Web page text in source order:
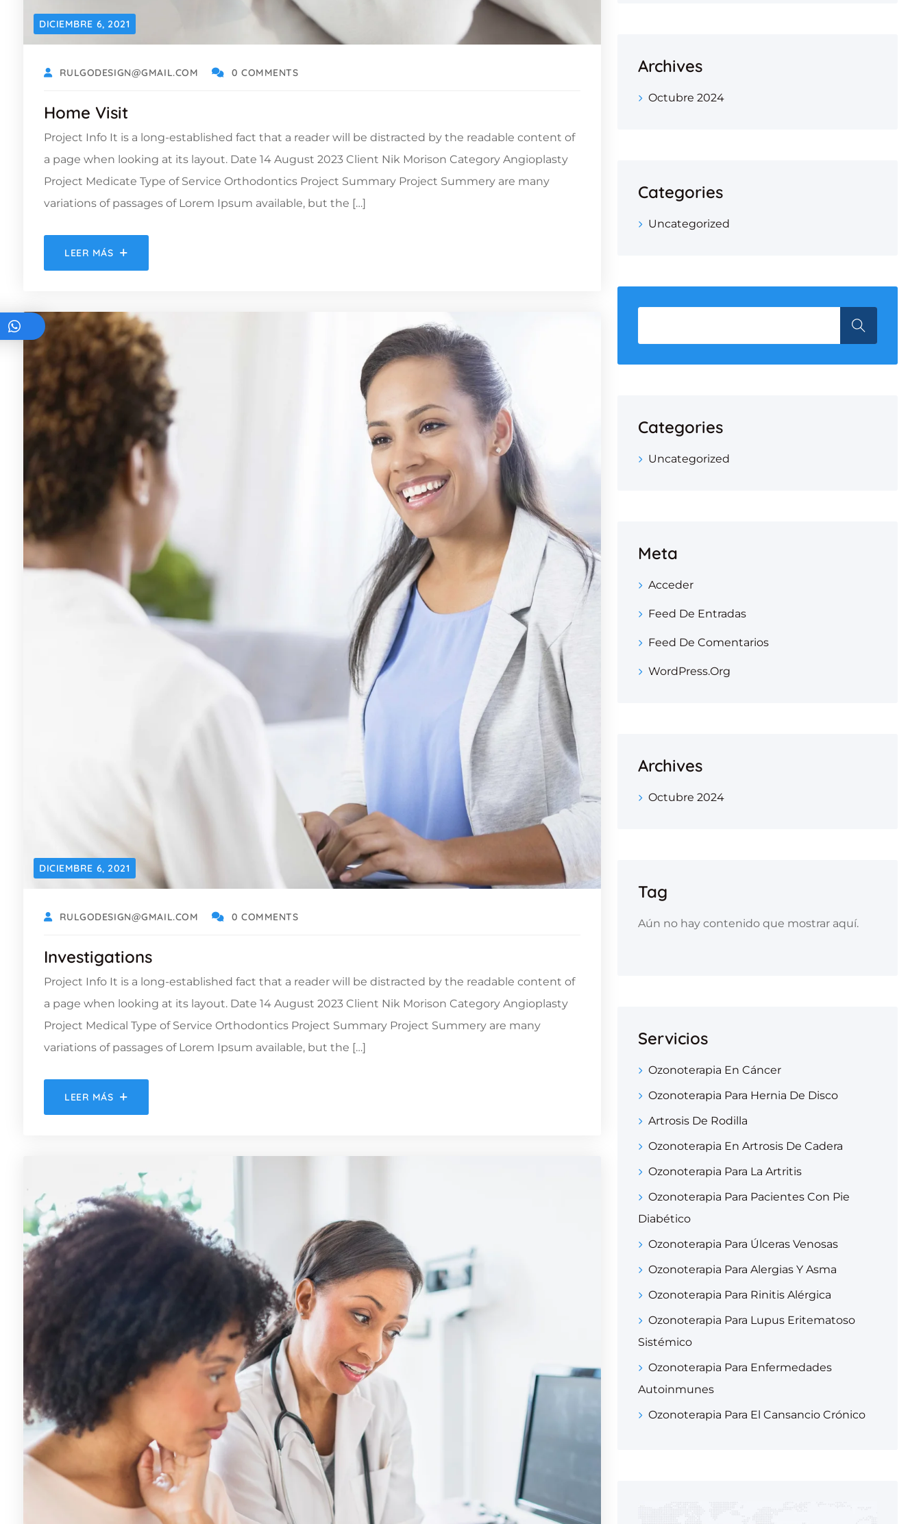
DICIEMBRE 6, 2021
RULGODESIGN@GMAIL.COM 0 COMMENTS
Home Visit
Project Info It is a long-established fact that a reader will be distracted by the readable content of
a page when looking at its layout. Date 14 August 2023 Client Nik Morison Category Angioplasty
Project Medicate Type of Service Orthodontics Project Summary Project Summery are many
variations of passages of Lorem Ipsum available, but the […]
LEER MÁS
DICIEMBRE 6, 2021
RULGODESIGN@GMAIL.COM 0 COMMENTS
Investigations
Project Info It is a long-established fact that a reader will be distracted by the readable content of
a page when looking at its layout. Date 14 August 2023 Client Nik Morison Category Angioplasty
Project Medical Type of Service Orthodontics Project Summary Project Summery are many
variations of passages of Lorem Ipsum available, but the […]
LEER MÁS
Archives
Octubre 2024
Categories
Uncategorized
Categories
Uncategorized
Meta
Acceder
Feed De Entradas
Feed De Comentarios
WordPress.org
Archives
Octubre 2024
Tag
Aún no hay contenido que mostrar aquí.
Servicios
Ozonoterapia En Cáncer
Ozonoterapia Para Hernia De Disco
Artrosis De Rodilla
Ozonoterapia En Artrosis De Cadera
Ozonoterapia Para La Artritis
Ozonoterapia Para Pacientes Con Pie
Diabético
Ozonoterapia Para Úlceras Venosas
Ozonoterapia Para Alergias Y Asma
Ozonoterapia Para Rinitis Alérgica
Ozonoterapia Para Lupus Eritematoso
Sistémico
Ozonoterapia Para Enfermedades
Autoinmunes
Ozonoterapia Para El Cansancio Crónico